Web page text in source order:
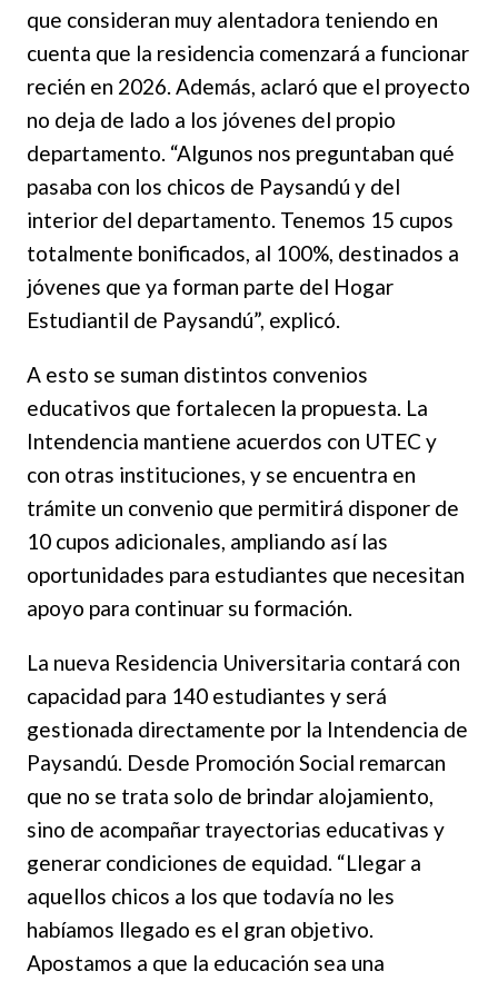
que consideran muy alentadora teniendo en
cuenta que la residencia comenzará a funcionar
recién en 2026. Además, aclaró que el proyecto
no deja de lado a los jóvenes del propio
departamento. “Algunos nos preguntaban qué
pasaba con los chicos de Paysandú y del
interior del departamento. Tenemos 15 cupos
totalmente bonificados, al 100%, destinados a
jóvenes que ya forman parte del Hogar
Estudiantil de Paysandú”, explicó.
A esto se suman distintos convenios
educativos que fortalecen la propuesta. La
Intendencia mantiene acuerdos con UTEC y
con otras instituciones, y se encuentra en
trámite un convenio que permitirá disponer de
10 cupos adicionales, ampliando así las
oportunidades para estudiantes que necesitan
apoyo para continuar su formación.
La nueva Residencia Universitaria contará con
capacidad para 140 estudiantes y será
gestionada directamente por la Intendencia de
Paysandú. Desde Promoción Social remarcan
que no se trata solo de brindar alojamiento,
sino de acompañar trayectorias educativas y
generar condiciones de equidad. “Llegar a
aquellos chicos a los que todavía no les
habíamos llegado es el gran objetivo.
Apostamos a que la educación sea una